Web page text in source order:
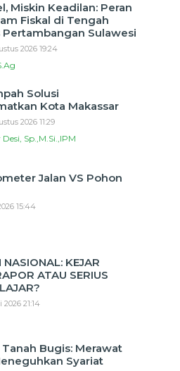
Miskin Keadilan: Peran
Fiskal di Tengah
Pertambangan Sulawesi
2026 19:24
Solusi
Kota Makassar
2026 11:29
Sp.,M.Si.,IPM
Jalan VS Pohon
15:44
NASIONAL: KEJAR
ATAU SERIUS
21:14
Bugis: Merawat
Syariat